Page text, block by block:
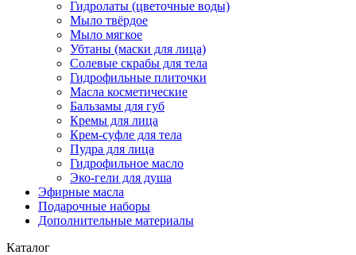
Гидролаты (цветочные воды)
Мыло твёрдое
Мыло мягкое
Убтаны (маски для лица)
Солевые скрабы для тела
Гидрофильные плиточки
Масла косметические
Бальзамы для губ
Кремы для лица
Крем-суфле для тела
Пудра для лица
Гидрофильное масло
Эко-гели для душа
Эфирные масла
Подарочные наборы
Дополнительные материалы
Каталог